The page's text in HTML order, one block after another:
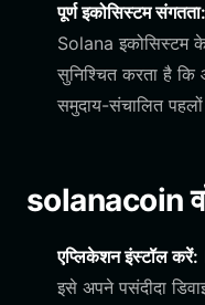
पूर्ण इकोसिस्टम संगतता:
Solana इकोसिस्टम
सुनिश्चित करता है
समुदाय-संचालित
solanacoin
एप्लिकेशन इंस्टॉल करें:
इसे अपने पसंदीदा